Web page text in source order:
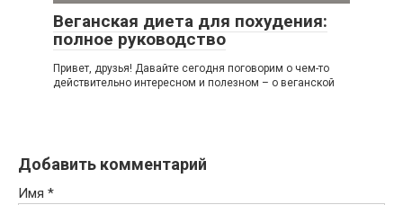
Веганская диета для похудения:
полное руководство
Привет, друзья! Давайте сегодня поговорим о чем-то
действительно интересном и полезном – о веганской
Добавить комментарий
Имя *